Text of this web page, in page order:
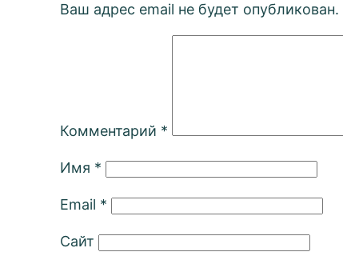
Ваш адрес email не будет опубликован.
Комментарий *
Имя *
Email *
Сайт